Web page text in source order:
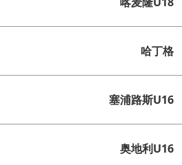
哈丁格
塞浦路斯U16
奥地利U16